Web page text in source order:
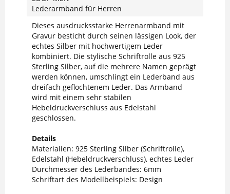
Lederarmband für Herren
Dieses ausdrucksstarke Herrenarmband mit
Gravur besticht durch seinen lässigen Look, der
echtes Silber mit hochwertigem Leder
kombiniert. Die stylische Schriftrolle aus 925
Sterling Silber, auf die mehrere Namen geprägt
werden können, umschlingt ein Lederband aus
dreifach geflochtenem Leder. Das Armband
wird mit einem sehr stabilen
Hebeldruckverschluss aus Edelstahl
geschlossen.
Details
Materialien: 925 Sterling Silber (Schriftrolle),
Edelstahl (Hebeldruckverschluss), echtes Leder
Durchmesser des Lederbandes: 6mm
Schriftart des Modellbeispiels: Design